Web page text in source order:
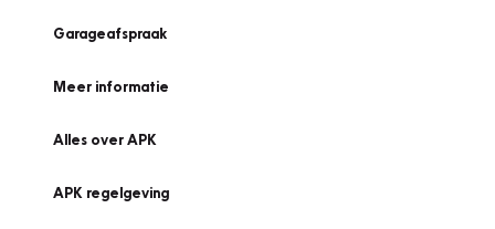
Garageafspraak
Meer informatie
Alles over APK
APK regelgeving